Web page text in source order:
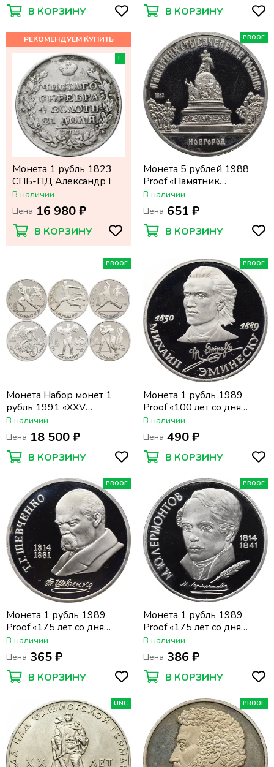
В КОРЗИНУ В КОРЗИНУ
F
Монета 1 рубль 1823
СПБ-ПД Александр I
В наличии
Цена 16 980 ₽
В КОРЗИНУ
PROOF
Монета 5 рублей 1988
Proof «Памятник
Тысячелетие России в
Новгороде»
В наличии
Цена 651 ₽
В КОРЗИНУ
PROOF
Монета Набор монет 1
рубль 1991 «XXV
Олимпийские игры 1992
года Барселона»
В наличии
Цена 18 500 ₽
В КОРЗИНУ
PROOF
Монета 1 рубль 1989
Proof «100 лет со дня
смерти М. Эминеску»
капсула
В наличии
Цена 490 ₽
В КОРЗИНУ
PROOF
Монета 1 рубль 1989
Proof «175 лет со дня
рождения Т.Г. Шевченко»
капсула
В наличии
Цена 365 ₽
В КОРЗИНУ
PROOF
Монета 1 рубль 1989
Proof «175 лет со дня
рождения поэта М.Ю.
Лермонтова» капсула
В наличии
Цена 386 ₽
В КОРЗИНУ
UNC PROOF